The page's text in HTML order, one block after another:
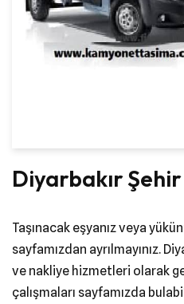
Diyarbakır
Taşınacak eşyanız veya
sayfamızdan ayrılmayınız.
ve nakliye hizmetleri olarak
çalışmaları sayfamızda